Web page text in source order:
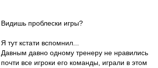
Видишь проблески игры?
Я тут кстати вспомнил...
Давным давно одному тренеру не нравились
почти все игроки его команды, играли в этом